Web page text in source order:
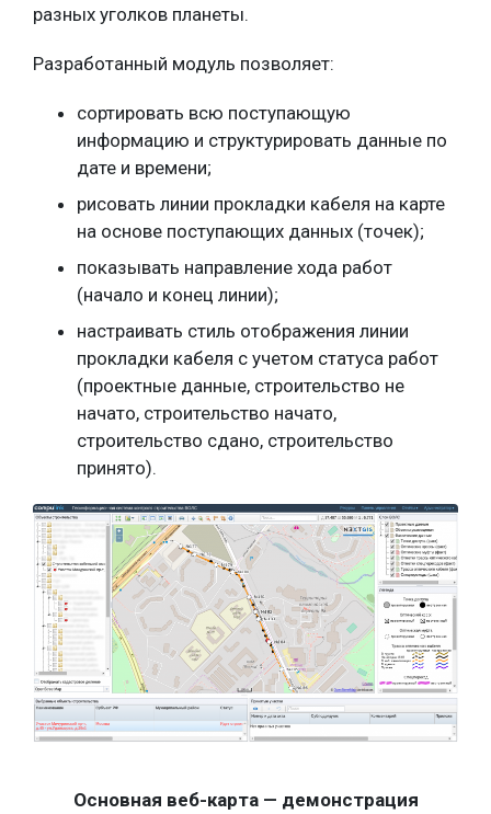
разных уголков планеты.
Разработанный модуль позволяет:
сортировать всю поступающую
информацию и структурировать данные по
дате и времени;
рисовать линии прокладки кабеля на карте
на основе поступающих данных (точек);
показывать направление хода работ
(начало и конец линии);
настраивать стиль отображения линии
прокладки кабеля с учетом статуса работ
(проектные данные, строительство не
начато, строительство начато,
строительство сдано, строительство
принято).
Основная веб-карта — демонстрация